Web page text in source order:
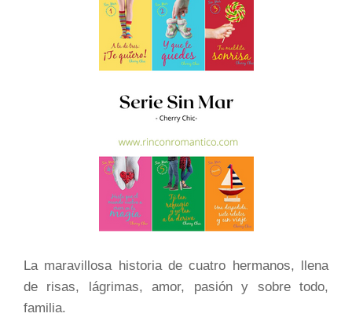
La maravillosa historia de cuatro hermanos, llena
de risas, lágrimas, amor, pasión y sobre todo,
familia.